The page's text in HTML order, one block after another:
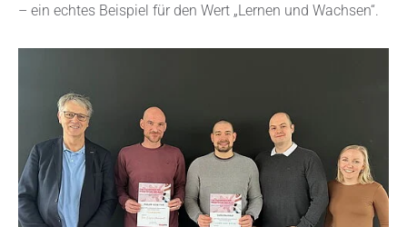
– ein echtes Beispiel für den Wert „Lernen und Wachsen“.